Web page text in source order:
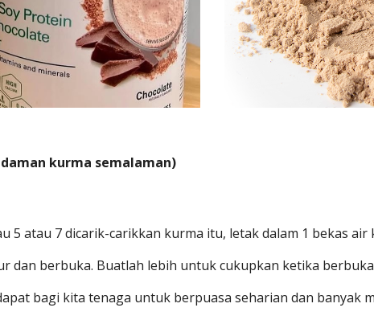
kurma semalaman)
5 atau 7 dicarik-carikkan kurma itu, letak dalam 1 bekas air
dan berbuka. Buatlah lebih untuk cukupkan ketika
bagi kita tenaga untuk berpuasa seharian dan banyak